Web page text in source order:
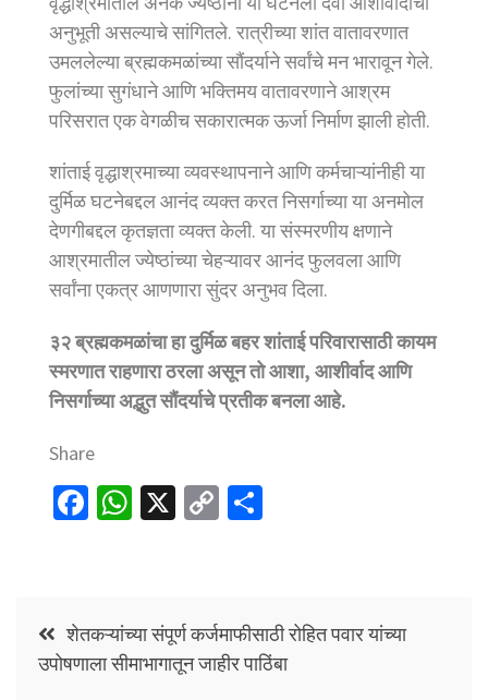
अनुभूती असल्याचे सांगितले. रात्रीच्या शांत वातावरणात
उमललेल्या ब्रह्मकमळांच्या सौंदर्याने सर्वांचे मन भारावून गेले.
फुलांच्या सुगंधाने आणि भक्तिमय वातावरणाने आश्रम
परिसरात एक वेगळीच सकारात्मक ऊर्जा निर्माण झाली होती.
शांताई वृद्धाश्रमाच्या व्यवस्थापनाने आणि कर्मचाऱ्यांनीही या
दुर्मिळ घटनेबद्दल आनंद व्यक्त करत निसर्गाच्या या अनमोल
देणगीबद्दल कृतज्ञता व्यक्त केली. या संस्मरणीय क्षणाने
आश्रमातील ज्येष्ठांच्या चेहऱ्यावर आनंद फुलवला आणि
सर्वांना एकत्र आणणारा सुंदर अनुभव दिला.
३२ ब्रह्मकमळांचा हा दुर्मिळ बहर शांताई परिवारासाठी कायम
स्मरणात राहणारा ठरला असून तो आशा, आशीर्वाद आणि
निसर्गाच्या अद्भुत सौंदर्याचे प्रतीक बनला आहे.
Share
Fa
o
k
W
p
p
X
C
Li
n
Post
navigation
शेतकऱ्यांच्या संपूर्ण कर्जमाफीसाठी रोहित पवार यांच्या
उपोषणाला सीमाभागातून जाहीर पाठिंबा